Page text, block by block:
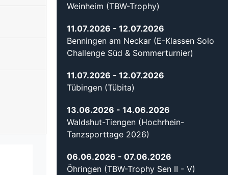
Weinheim (TBW-Trophy)
11.07.2026 - 12.07.2026
Benningen am Neckar (E-Klassen Solo
Challenge Süd & Sommerturnier)
11.07.2026 - 12.07.2026
Tübingen (Tübita)
13.06.2026 - 14.06.2026
Waldshut-Tiengen (Hochrhein-
Tanzsporttage 2026)
06.06.2026 - 07.06.2026
Öhringen (TBW-Trophy Sen II - V)